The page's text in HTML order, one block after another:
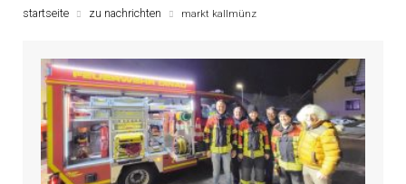
und mehr …
burglengenfeld
leserbriefe
Maxhütter Fischladen: Unser aktuelles
Angebot … maxhütte-haidhof
Nutzen Sie aktuelle Angebote Ihrer
Region! angebote vor ort | anzeige
Metzgerei Hummel: Aktuelles
startseite zu nachrichten markt kallmünz